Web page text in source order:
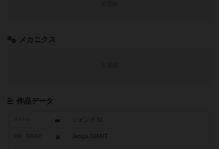
メカニクス
作品データ
タイトル ジェンガ XL
Jenga GIANT